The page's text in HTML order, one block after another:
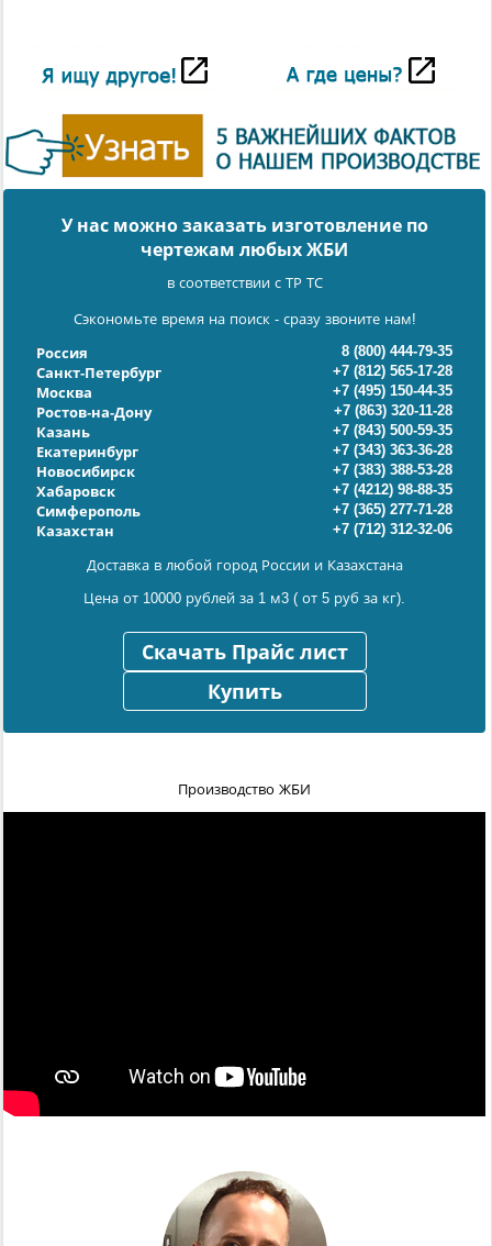
У нас можно заказать изготовление по
чертежам любых ЖБИ
в соответствии с ТР ТС
Сэкономьте время на поиск - сразу звоните нам!
Россия
8 (800) 444-79-35
Санкт-Петербург
+7 (812) 565-17-28
Москва
+7 (495) 150-44-35
Ростов-на-Дону
+7 (863) 320-11-28
Казань
+7 (843) 500-59-35
Екатеринбург
+7 (343) 363-36-28
Новосибирск
+7 (383) 388-53-28
Хабаровск
+7 (4212) 98-88-35
Симферополь
+7 (365) 277-71-28
Казахстан
+7 (712) 312-32-06
Доставка в любой город России и Казахстана
Цена от 10000 рублей за 1 м3 ( от 5 руб за кг).
Скачать Прайс лист
Купить
Производство ЖБИ